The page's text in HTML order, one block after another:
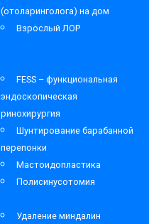
(отоларинголога) на дом
Взрослый ЛОР
FESS – функциональная
эндоскопическая
ринохирургия
Шунтирование барабанной
перепонки
Мастоидопластика
Полисинусотомия
Удаление миндалин